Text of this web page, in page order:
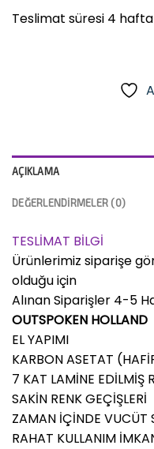
Teslimat süresi 4 hafta
AÇIKLAMA
DEĞERLENDIRMELER (0)
TESLİMAT BİLGİ
Ürünlerimiz siparişe
olduğu için
Alınan Siparişler 4-5
OUTSPOKEN HOLLAND
EL YAPIMI
KARBON ASETAT
7 KAT LAMİNE EDİLMİŞ
SAKİN RENK GEÇİŞLERİ
ZAMAN İÇİNDE VUCÜT
RAHAT KULLANIM